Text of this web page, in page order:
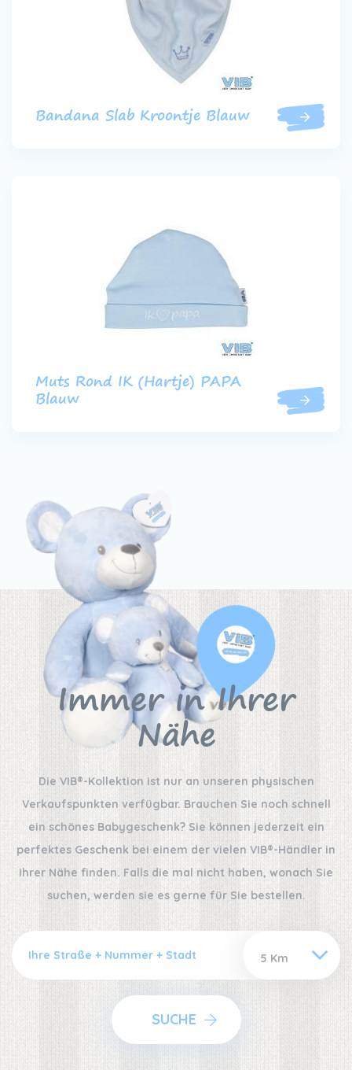
Bandana Slab Kroontje Blauw
Muts Rond IK (Hartje) PAPA
Blauw
Immer in Ihrer
Nähe
Die VIB®-Kollektion ist nur an unseren physischen
Verkaufspunkten verfügbar. Brauchen Sie noch schnell
ein schönes Babygeschenk? Sie können jederzeit ein
perfektes Geschenk bei einem der vielen VIB®-Händler in
Ihrer Nähe finden. Falls die mal nicht haben, wonach Sie
suchen, werden sie es gerne für Sie bestellen.
SUCHE